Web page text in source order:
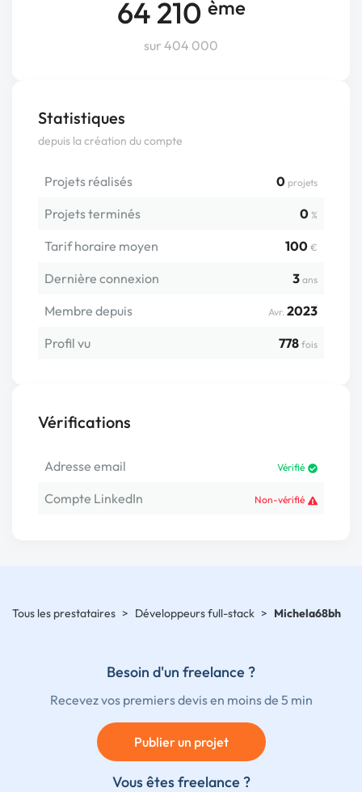
64 210 ème
sur 404 000
Statistiques
depuis la création du compte
Projets réalisés 0 projets
Projets terminés 0 %
Tarif horaire moyen 100 €
Dernière connexion 3 ans
Membre depuis Avr. 2023
Profil vu
778 fois
Vérifications
Adresse email Vérifié
Compte LinkedIn Non-vérifié
Tous les prestataires > Développeurs full-stack > Michela68bh
Besoin d'un freelance ?
Recevez vos premiers devis en moins de 5 min
Publier un projet
Vous êtes freelance ?